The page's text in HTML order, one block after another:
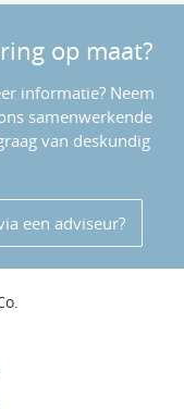
op maat?
informatie? Neem
samenwerkende
van deskundig
een adviseur?